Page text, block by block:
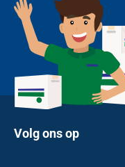
Volg ons op